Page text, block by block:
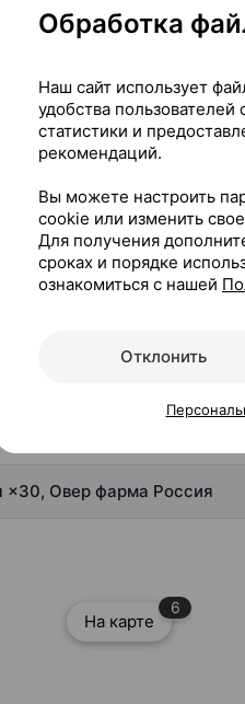
×30, Овер фарма Россия
На карте
6
Обработка
Наш сайт использует
удобства пользователей
статистики и
рекомендаций.
Вы можете настроить
cookie или изменить
Для получения
сроках и порядке
ознакомиться с нашей
Отклонить